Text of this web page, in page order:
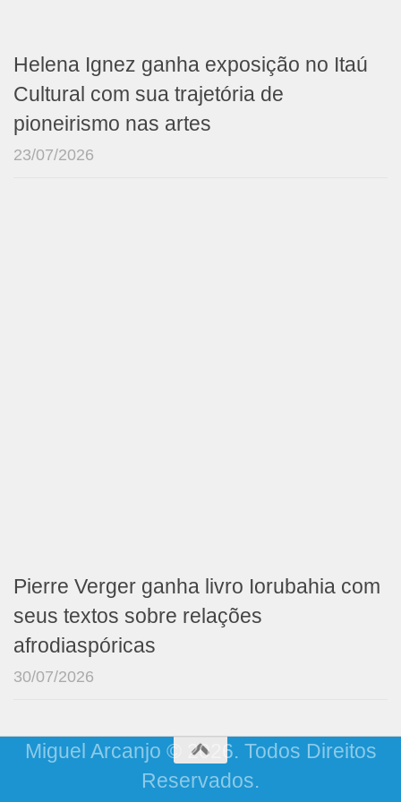
Helena Ignez ganha exposição no Itaú
Cultural com sua trajetória de
pioneirismo nas artes
23/07/2026
Pierre Verger ganha livro Iorubahia com
seus textos sobre relações
afrodiaspóricas
30/07/2026
Miguel Arcanjo © 2026. Todos Direitos
Reservados.